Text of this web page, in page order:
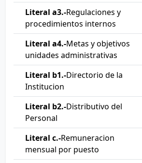
Literal a3.-Regulaciones y
procedimientos internos
Literal a4.-Metas y objetivos
unidades administrativas
Literal b1.-Directorio de la
Institucion
Literal b2.-Distributivo del
Personal
Literal c.-Remuneracion
mensual por puesto